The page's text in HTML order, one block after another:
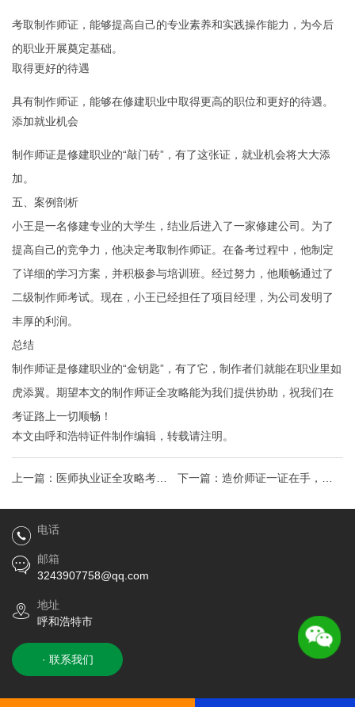
考取制作师证，能够提高自己的专业素养和实践操作能力，为今后
的职业开展奠定基础。
取得更好的待遇
具有制作师证，能够在修建职业中取得更高的职位和更好的待遇。
添加就业机会
制作师证是修建职业的“敲门砖”，有了这张证，就业机会将大大添
加。
五、案例剖析
小王是一名修建专业的大学生，结业后进入了一家修建公司。为了
提高自己的竞争力，他决定考取制作师证。在备考过程中，他制定
了详细的学习方案，并积极参与培训班。经过努力，他顺畅通过了
二级制作师考试。现在，小王已经担任了项目经理，为公司发明了
丰厚的利润。
总结
制作师证是修建职业的“金钥匙”，有了它，制作者们就能在职业里如
虎添翼。期望本文的制作师证全攻略能为我们提供协助，祝我们在
考证路上一切顺畅！
本文由呼和浩特证件制作编辑，转载请注明。
上一篇： 医师执业证全攻略考取
之路，应对热门搜索，解锁医者
职业生涯新篇章
下一篇： 造价师证一证在手，工
程成本管理不求人！热门搜索背
电话
邮箱
3243907758@qq.com
地址
呼和浩特市
· 联系我们